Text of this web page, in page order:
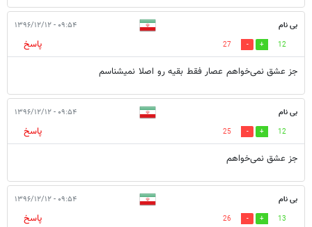
بی نام ۰۹:۵۴ - ۱۳۹۶/۱۲/۱۲
12
27
پاسخ
جز عشق نمی‌خواهم عصار فقط بقیه رو اصلا نمیشناسم
بی نام ۰۹:۵۴ - ۱۳۹۶/۱۲/۱۲
12
25
پاسخ
جز عشق نمی‌خواهم
بی نام ۰۹:۵۴ - ۱۳۹۶/۱۲/۱۲
13
26
پاسخ